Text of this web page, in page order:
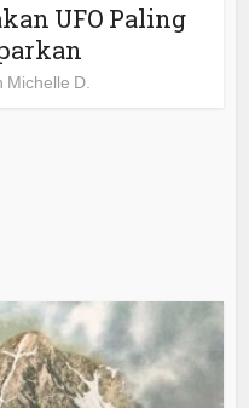
UFO Paling
Michelle D.